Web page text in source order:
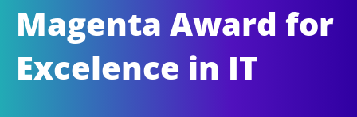
Magenta Award for
Excelence in IT